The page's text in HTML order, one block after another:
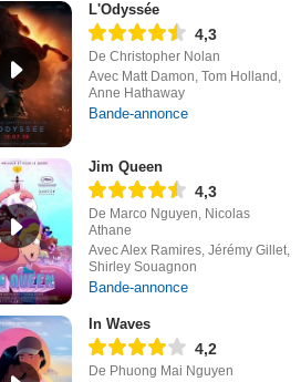
L'Odyssée
4,3
De Christopher Nolan
Avec Matt Damon, Tom Holland,
Anne Hathaway
Bande-annonce
Jim Queen
4,3
De Marco Nguyen, Nicolas
Athane
Avec Alex Ramires, Jérémy Gillet,
Shirley Souagnon
Bande-annonce
In Waves
4,2
De Phuong Mai Nguyen